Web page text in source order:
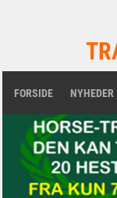
FORSIDE NYHEDER